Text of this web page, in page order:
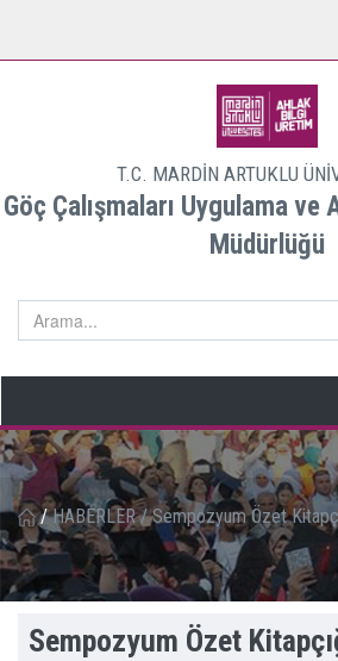
T.C. MARDİN ARTUKLU
Göç Çalışmaları Uygulama ve
Müdürlüğü
/ HABERLER / Sempozyum Özet
Sempozyum Özet